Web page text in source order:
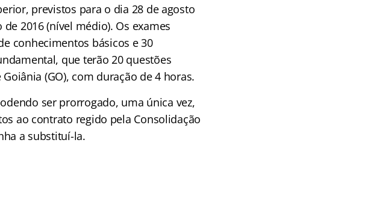
previstos para o dia 28 de agosto
2016 (nível médio). Os exames
conhecimentos básicos e 30
que terão 20 questões
(GO), com duração de 4 horas.
ser prorrogado, uma única vez,
ao contrato regido pela Consolidação
a substituí-la.